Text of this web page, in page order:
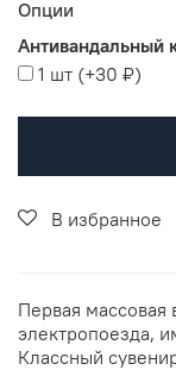
Опции
Антивандальный
1 шт (+30 ₽)
В избранное
Первая массовая
электропоезда,
Классный